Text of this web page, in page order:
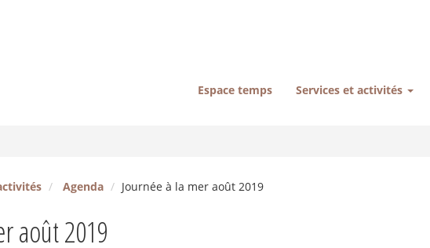
Espace temps Services et activités
Agenda Journée à la mer août 2019
août 2019